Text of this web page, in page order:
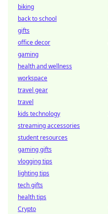
biking
back to school
gifts
office decor
gaming
health and wellness
workspace
travel gear
travel
kids technology
streaming accessories
student resources
gaming gifts
vlogging tips
lighting tips
tech gifts
health tips
Crypto